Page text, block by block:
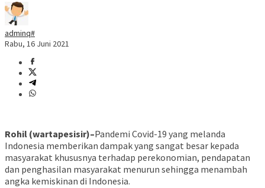
adminq#
Rabu, 16 Juni 2021
Rohil (wartapesisir)–Pandemi Covid-19 yang melanda
Indonesia memberikan dampak yang sangat besar kepada
masyarakat khususnya terhadap perekonomian, pendapatan
dan penghasilan masyarakat menurun sehingga menambah
angka kemiskinan di Indonesia.